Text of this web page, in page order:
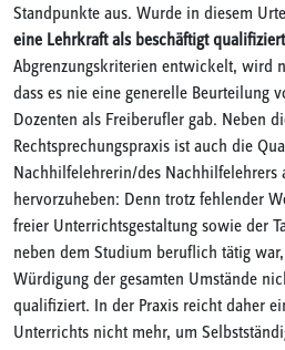
Standpunkte aus. Wurde in diesem
eine Lehrkraft als beschäftigt qualifiziert
Abgrenzungskriterien entwickelt, wird
dass es nie eine generelle Beurteilung
Dozenten als Freiberufler gab. Neben
Rechtsprechungspraxis ist auch die
Nachhilfelehrerin/des Nachhilfelehrers
hervorzuheben: Denn trotz fehlender
freier Unterrichtsgestaltung sowie der
neben dem Studium beruflich tätig
Würdigung der gesamten Umstände
qualifiziert. In der Praxis reicht daher
Unterrichts nicht mehr, um